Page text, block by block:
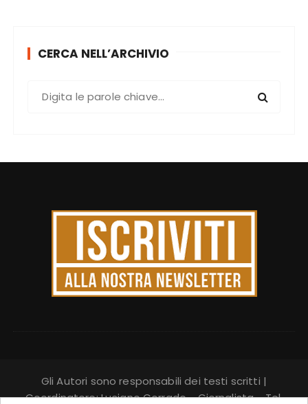
CERCA NELL’ARCHIVIO
Gli Autori sono responsabili dei testi scritti |
Coordinatore: Luciano Corrado - Giornalista - Tel.